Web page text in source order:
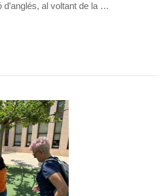
al voltant de la …